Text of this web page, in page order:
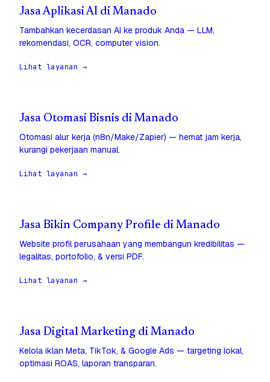
Jasa Aplikasi AI di Manado
Tambahkan kecerdasan AI ke produk Anda — LLM,
rekomendasi, OCR, computer vision.
Lihat layanan →
Jasa Otomasi Bisnis di Manado
Otomasi alur kerja (n8n/Make/Zapier) — hemat jam kerja,
kurangi pekerjaan manual.
Lihat layanan →
Jasa Bikin Company Profile di Manado
Website profil perusahaan yang membangun kredibilitas —
legalitas, portofolio, & versi PDF.
Lihat layanan →
Jasa Digital Marketing di Manado
Kelola iklan Meta, TikTok, & Google Ads — targeting lokal,
optimasi ROAS, laporan transparan.